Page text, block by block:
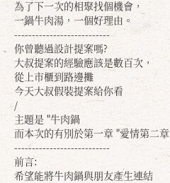
為了下一次的相聚找個機會，
一鍋牛肉湯，一個好理由。
---------------------------
你曾聽過設計提案嗎?
大叔提案的經驗應該是數百次，
從上市櫃到路邊攤
今天大叔假裝提案給你看
/
主題是 "牛肉鍋
而本次的有別於第一章 "愛情第二
---------------------------
前言:
希望能將牛肉鍋與朋友產生連結